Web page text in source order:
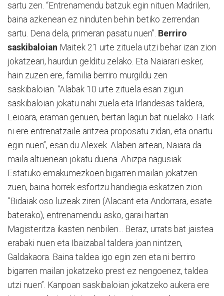
sartu zen. “Entrenamendu batzuk egin nituen Madrilen,
baina azkenean ez ninduten behin betiko zerrendan
sartu. Dena dela, primeran pasatu nuen”. Berriro
saskibaloian Maitek 21 urte zituela utzi behar izan zion
jokatzeari, haurdun gelditu zelako. Eta Naiarari esker,
hain zuzen ere, familia berriro murgildu zen
saskibaloian. “Alabak 10 urte zituela esan zigun
saskibaloian jokatu nahi zuela eta Irlandesas taldera,
Leioara, eraman genuen, bertan lagun bat nuelako. Hark
ni ere entrenatzaile aritzea proposatu zidan, eta onartu
egin nuen”, esan du Alexek. Alaben artean, Naiara da
maila altuenean jokatu duena. Ahizpa nagusiak
Estatuko emakumezkoen bigarren mailan jokatzen
zuen, baina horrek esfortzu handiegia eskatzen zion.
“Bidaiak oso luzeak ziren (Alacant eta Andorrara, esate
baterako), entrenamendu asko, garai hartan
Magisteritza ikasten nenbilen... Beraz, urrats bat jaistea
erabaki nuen eta Ibaizabal taldera joan nintzen,
Galdakaora. Baina taldea igo egin zen eta ni berriro
bigarren mailan jokatzeko prest ez nengoenez, taldea
utzi nuen”. Kanpoan saskibaloian jokatzeko aukera ere